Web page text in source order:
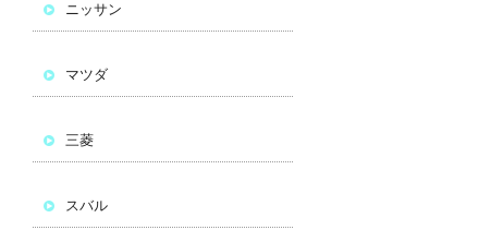
ニッサン
マツダ
三菱
スバル